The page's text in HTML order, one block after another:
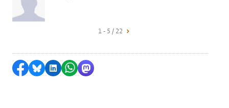
1 - 5 / 22
Delen op Facebook
Delen via Bluesky
Delen op LinkedIn
Delen via WhatsApp
Delen via Mastodon